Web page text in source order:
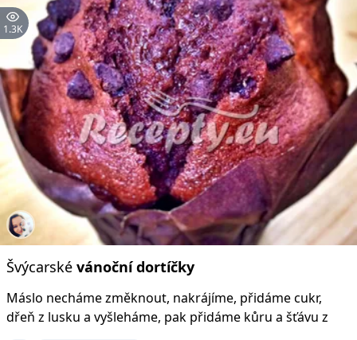
1.3K
Švýcarské vánoční dortíčky
Máslo necháme změknout, nakrájíme, přidáme cukr,
dřeň z lusku a vyšleháme, pak přidáme kůru a šťávu z